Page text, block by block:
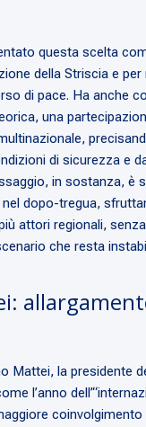
questa scelta
della Striscia e per
di pace. Ha anche
una
di sicurezza e
in sostanza, è
nel dopo-tregua,
attori regionali,
che resta
Mattei, la presidente
l’anno
coinvolgimento